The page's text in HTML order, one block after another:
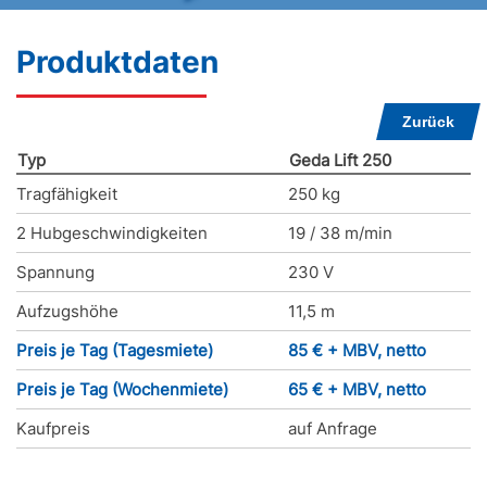
Produktdaten
Zurück
Typ
Geda Lift 250
Tragfähigkeit
250 kg
2 Hubgeschwindigkeiten
19 / 38 m/min
Spannung
230 V
Aufzugshöhe
11,5 m
Preis je Tag (Tagesmiete)
85 € + MBV, netto
Preis je Tag (Wochenmiete)
65 € + MBV, netto
Kaufpreis
auf Anfrage